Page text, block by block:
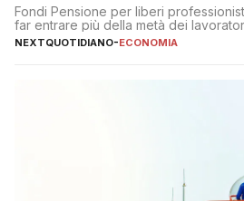
Fondi Pensione per liberi
far entrare più della metà dei
NEXTQUOTIDIANO-ECONOMIA